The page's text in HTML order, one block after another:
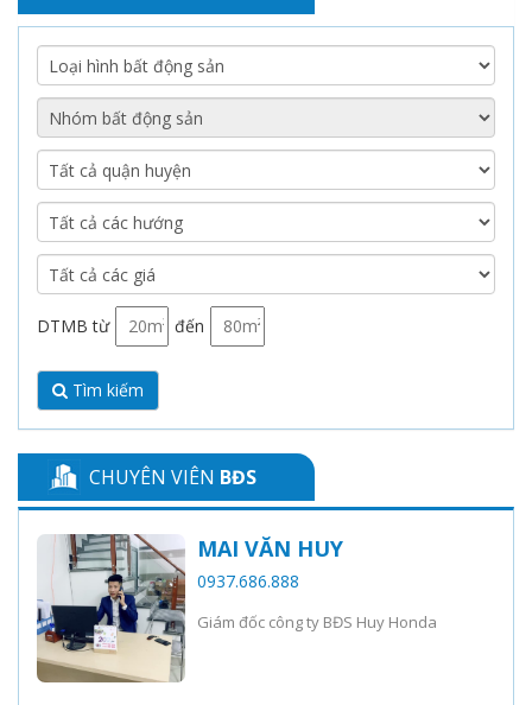
DTMB từ đến
Tìm kiếm
CHUYÊN VIÊN BĐS
MAI VĂN HUY
0937.686.888
Giám đốc công ty BĐS Huy Honda